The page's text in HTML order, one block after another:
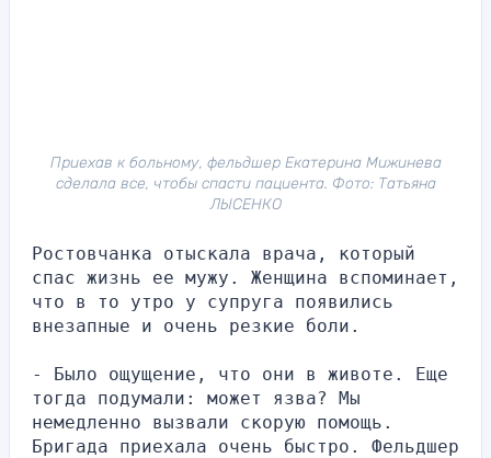
Приехав к больному, фельдшер Екатерина Мижинева
сделала все, чтобы спасти пациента. Фото: Татьяна
ЛЫСЕНКО
Ростовчанка отыскала врача, который
спас жизнь ее мужу. Женщина вспоминает,
что в то утро у супруга появились
внезапные и очень резкие боли.
- Было ощущение, что они в животе. Еще
тогда подумали: может язва? Мы
немедленно вызвали скорую помощь.
Бригада приехала очень быстро. Фельдшер